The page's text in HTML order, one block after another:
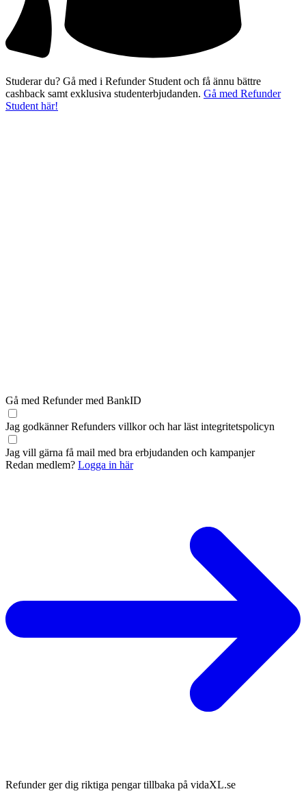
Studerar du? Gå med i Refunder Student och få ännu bättre
cashback samt exklusiva studenterbjudanden. Gå med Refunder
Student här!
Gå med Refunder med BankID
Jag godkänner Refunders villkoroch har läst integritetspolicyn
Jag vill gärna få mail med bra erbjudanden och kampanjer
Redan medlem? Logga in här
Refunder ger dig riktiga pengar tillbaka på vidaXL.se